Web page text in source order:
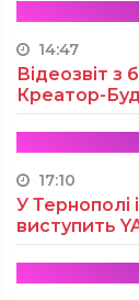
14:47
Відеозвіт з
Креатор-
17:10
У Тернополі
виступить